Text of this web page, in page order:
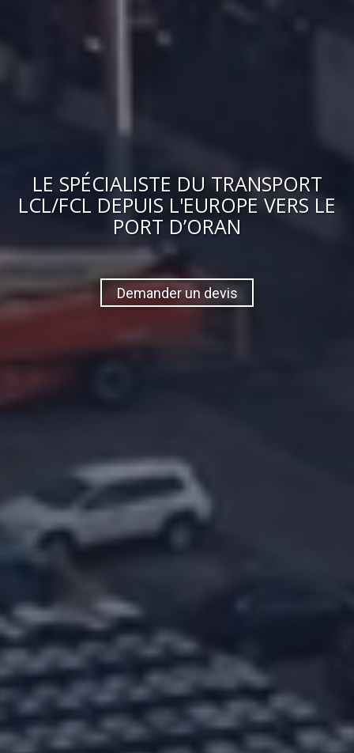
LE SPÉCIALISTE DU TRANSPORT
LCL/FCL DEPUIS L'EUROPE VERS LE
PORT D’ORAN
Demander un devis